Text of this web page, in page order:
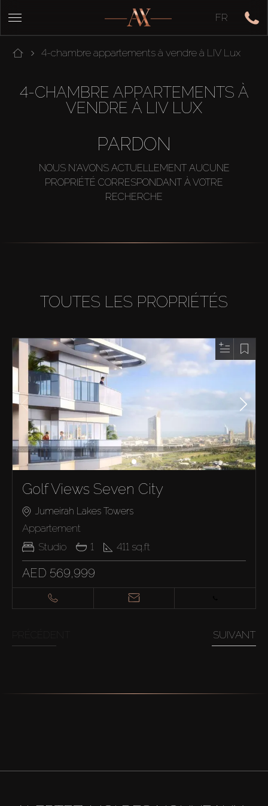
FR
4-chambre appartements à vendre à LIV Lux
4-CHAMBRE APPARTEMENTS À
VENDRE À LIV LUX
PARDON
NOUS N'AVONS ACTUELLEMENT AUCUNE
PROPRIÉTÉ CORRESPONDANT À VOTRE
RECHERCHE
TOUTES LES PROPRIÉTÉS
Golf Views Seven City
Jumeirah Lakes Towers
Appartement
Studio
1 411 sq.ft
AED 569,999
SUIVANT